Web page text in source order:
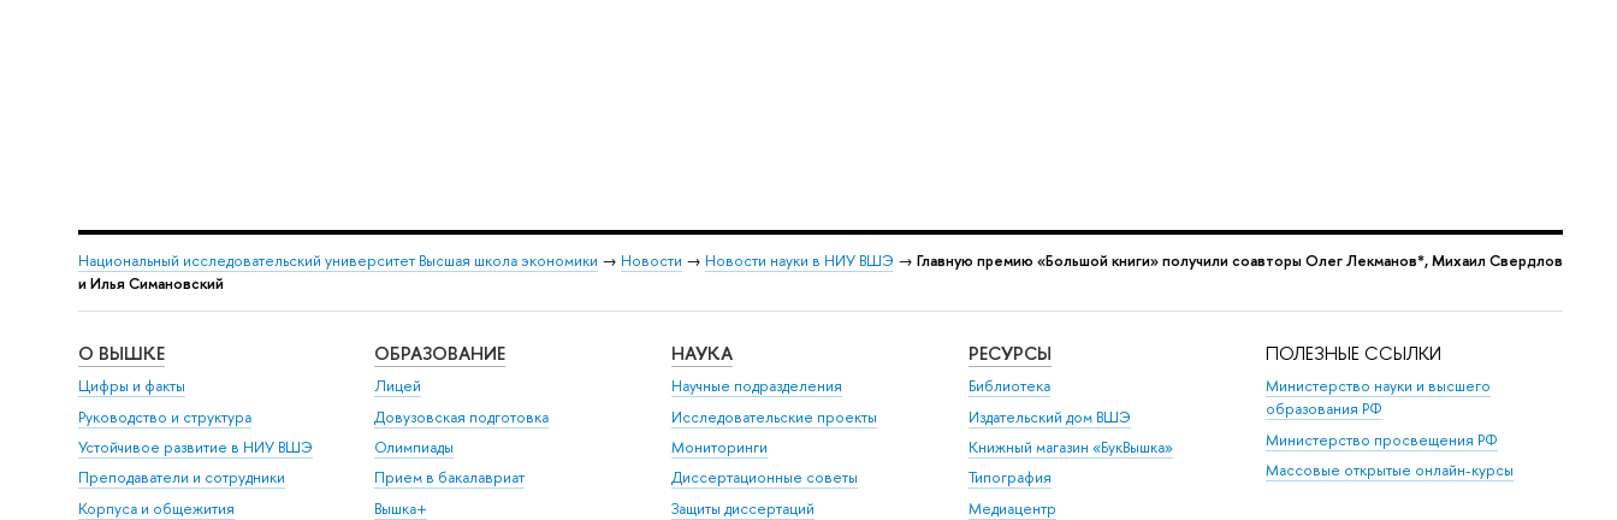
Национальный исследовательский университет Высшая школа экономики → Новости → Новости науки в НИУ ВШЭ → Главную премию «Большой книги» получили соавторы Олег Лекманов*, Михаил Свердлов
и Илья Симановский
О ВЫШКЕ
Цифры и факты
Руководство и структура
Устойчивое развитие в НИУ ВШЭ
Преподаватели и сотрудники
Корпуса и общежития
ОБРАЗОВАНИЕ
Лицей
Довузовская подготовка
Олимпиады
Прием в бакалавриат
Вышка+
НАУКА
Научные подразделения
Исследовательские проекты
Мониторинги
Диссертационные советы
Защиты диссертаций
РЕСУРСЫ
Библиотека
Издательский дом ВШЭ
Книжный магазин «БукВышка»
Типография
Медиацентр
ПОЛЕЗНЫЕ ССЫЛКИ
Министерство науки и высшего
образования РФ
Министерство просвещения РФ
Массовые открытые онлайн-курсы